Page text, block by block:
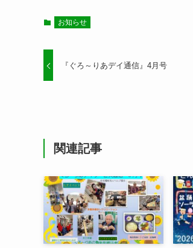
お知らせ
『ぐろ～りあデイ通信』4月号
関連記事